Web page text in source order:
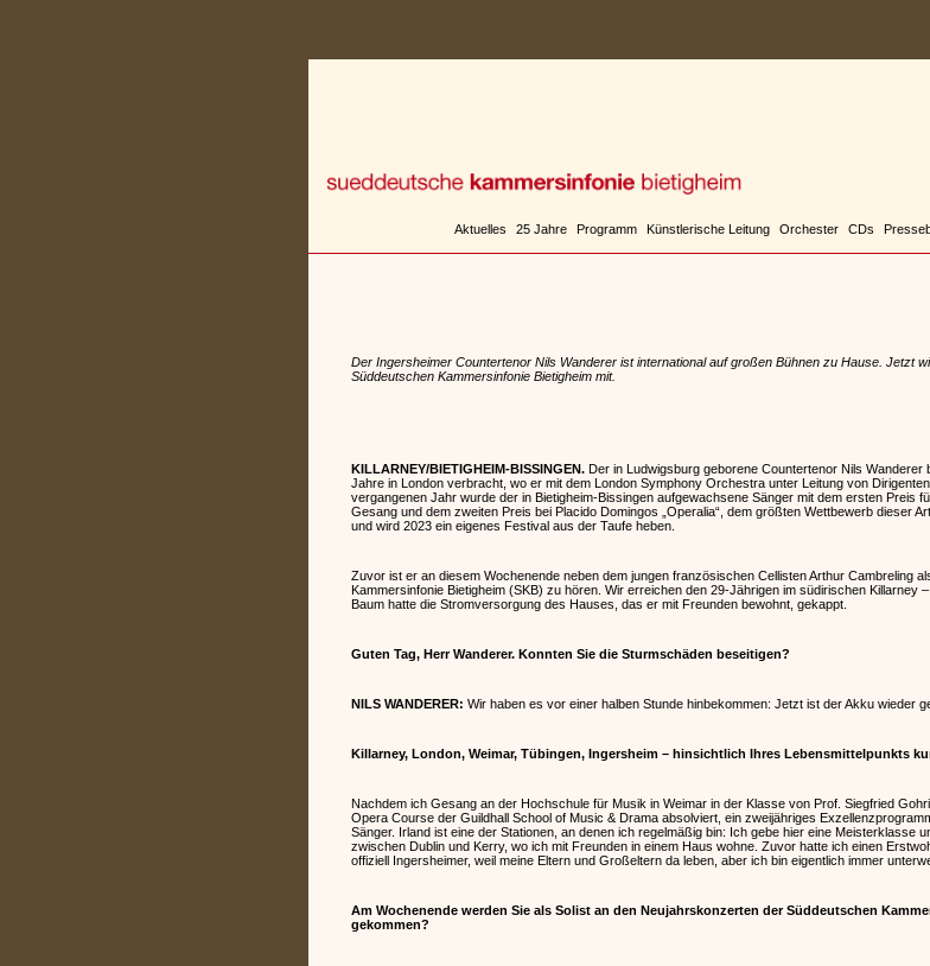
Aktuelles 25 Jahre Programm Künstlerische Leitung Orchester CDs
Der Ingersheimer Countertenor Nils Wanderer ist international auf großen Bühnen zu Hause. Jetzt
Süddeutschen Kammersinfonie Bietigheim mit.
KILLARNEY/BIETIGHEIM-BISSINGEN.Der in Ludwigsburg geborene Countertenor Nils Wanderer
Jahre in London verbracht, wo er mit dem London Symphony Orchestra unter Leitung von
vergangenen Jahr wurde der in Bietigheim-Bissingen aufgewachsene Sänger mit dem ersten Preis
Gesang und dem zweiten Preis bei Placido Domingos „Operalia“, dem größten Wettbewerb dieser
und wird 2023 ein eigenes Festival aus der Taufe heben.
Zuvor ist er an diesem Wochenende neben dem jungen französischen Cellisten Arthur Cambreling
Kammersinfonie Bietigheim (SKB) zu hören. Wir erreichen den 29-Jährigen im südirischen Killarney
Baum hatte die Stromversorgung des Hauses, das er mit Freunden bewohnt, gekappt.
Guten Tag, Herr Wanderer. Konnten Sie die Sturmschäden beseitigen?
NILS WANDERER: Wir haben es vor einer halben Stunde hinbekommen: Jetzt ist der Akku wieder
Killarney, London, Weimar, Tübingen, Ingersheim – hinsichtlich Ihres Lebensmittelpunkts
Nachdem ich Gesang an der Hochschule für Musik in Weimar in der Klasse von Prof. Siegfried
Opera Course der Guildhall School of Music & Drama absolviert, ein zweijähriges
Sänger. Irland ist eine der Stationen, an denen ich regelmäßig bin: Ich gebe hier eine Meisterklasse
zwischen Dublin und Kerry, wo ich mit Freunden in einem Haus wohne. Zuvor hatte ich einen
offiziell Ingersheimer, weil meine Eltern und Großeltern da leben, aber ich bin eigentlich immer
Am Wochenende werden Sie als Solist an den Neujahrskonzerten der Süddeutschen
gekommen?